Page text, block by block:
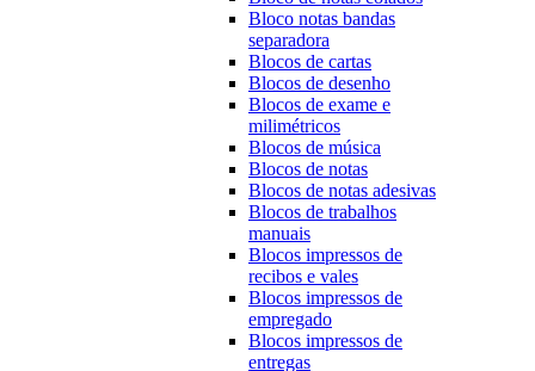
Bloco notas bandas
separadora
Blocos de cartas
Blocos de desenho
Blocos de exame e
milimétricos
Blocos de música
Blocos de notas
Blocos de notas adesivas
Blocos de trabalhos
manuais
Blocos impressos de
recibos e vales
Blocos impressos de
empregado
Blocos impressos de
entregas